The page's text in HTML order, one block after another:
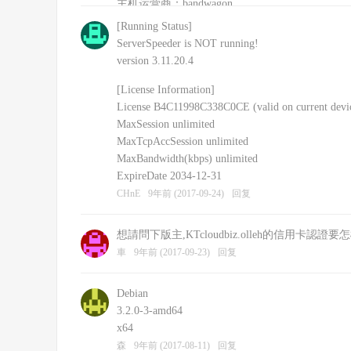
主机运营商：bandwagon
安装的其他软件：shadowsockR
CHnE 9年前 (2017-09-24) 回复
[Running Status]
ServerSpeeder is NOT running!
version 3.11.20.4
[License Information]
License B4C11998C338C0CE (valid on current
MaxSession unlimited
MaxTcpAccSession unlimited
MaxBandwidth(kbps) unlimited
ExpireDate 2034-12-31
CHnE 9年前 (2017-09-24) 回复
想請問下版主,KTcloudbiz.olleh的信用卡認證要
車 9年前 (2017-09-23) 回复
Debian
3.2.0-3-amd64
x64
森 9年前 (2017-08-11) 回复